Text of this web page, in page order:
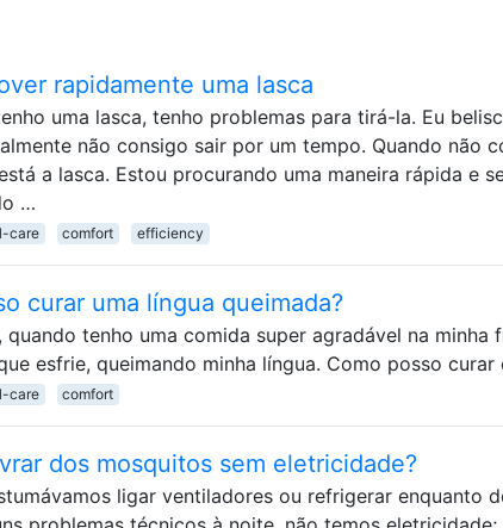
rapidamente uma lasca
uma lasca, tenho problemas para tirá-la. Eu
não consigo sair por um tempo. Quando não
a lasca. Estou procurando uma maneira rápida e
…
care comfort efficiency
curar uma língua queimada?
quando tenho uma comida super agradável na minha
esfrie, queimando minha língua. Como posso
care comfort
dos mosquitos sem eletricidade?
ligar ventiladores ou refrigerar enquanto